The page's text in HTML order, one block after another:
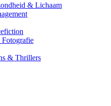
& Lichaam
& Thrillers